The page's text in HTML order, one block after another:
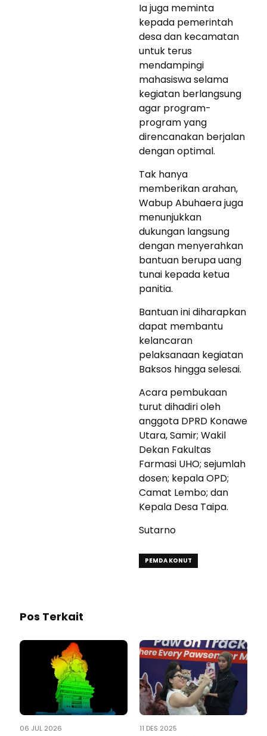
Ia juga meminta
kepada pemerintah
desa dan kecamatan
untuk terus
mendampingi
mahasiswa selama
kegiatan berlangsung
agar program-
program yang
direncanakan berjalan
dengan optimal.
Tak hanya
memberikan arahan,
Wabup Abuhaera juga
menunjukkan
dukungan langsung
dengan menyerahkan
bantuan berupa uang
tunai kepada ketua
panitia.
Bantuan ini diharapkan
dapat membantu
kelancaran
pelaksanaan kegiatan
Baksos hingga selesai.
Acara pembukaan
turut dihadiri oleh
anggota DPRD Konawe
Utara, Samir; Wakil
Dekan Fakultas
Farmasi UHO; sejumlah
dosen; kepala OPD;
Camat Lembo; dan
Kepala Desa Taipa.
Sutarno
PEMDA KONUT
Pos Terkait
06 JUL 2026 11 DES 2025